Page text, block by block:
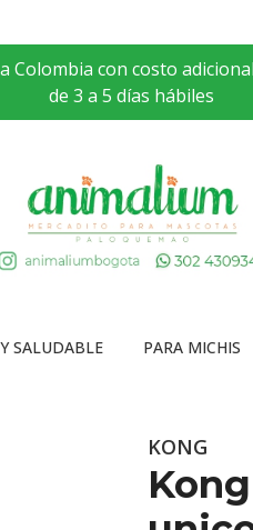
Colombia con costo
de 3 a 5 días hábiles
SALUDABLE PARA MICHIS
KONG